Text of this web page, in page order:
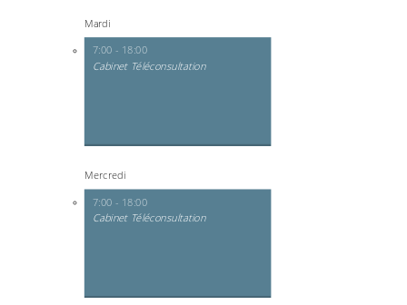
Mardi
7:00 - 18:00
Cabinet Téléconsultation
Mercredi
7:00 - 18:00
Cabinet Téléconsultation